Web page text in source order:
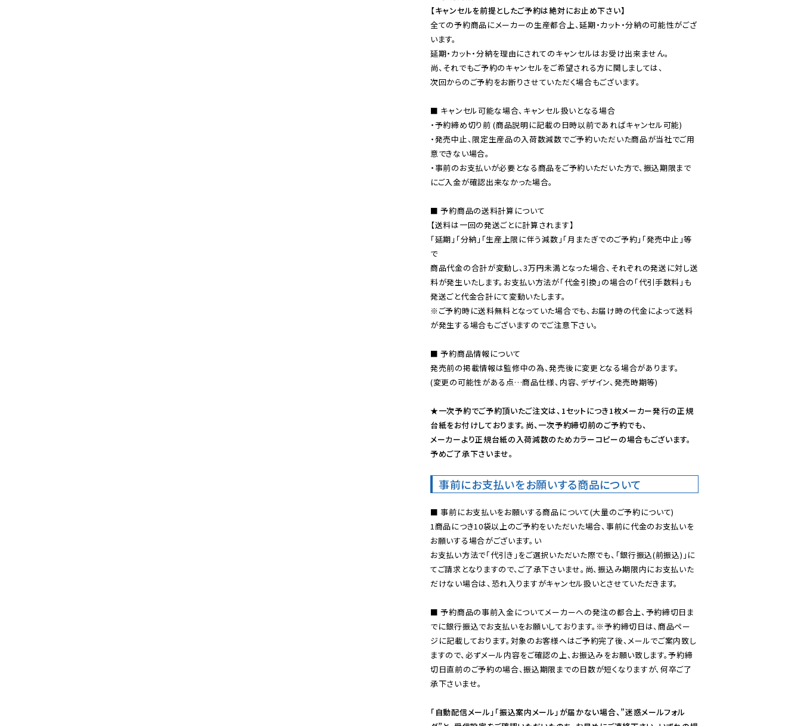
【キャンセルを前提としたご予約は絶対にお止め下さい】
全ての予約商品にメーカーの生産都合上、延期・カット・分納の可能性がござ
います。
延期・カット・分納を理由にされてのキャンセルはお受け出来ません。
尚、それでもご予約のキャンセルをご希望される方に関しましては、
次回からのご予約をお断りさせていただく場合もございます。
■ キャンセル可能な場合、キャンセル扱いとなる場合
・予約締め切り前 (商品説明に記載の日時以前であればキャンセル可能)
・発売中止、限定生産品の入荷数減数でご予約いただいた商品が当社でご用
意できない場合。
・事前のお支払いが必要となる商品をご予約いただいた方で、振込期限まで
にご入金が確認出来なかった場合。
■ 予約商品の送料計算について
【送料は一回の発送ごとに計算されます】
「延期」「分納」「生産上限に伴う減数」「月またぎでのご予約」「発売中止」等
で
商品代金の合計が変動し、3万円未満となった場合、それぞれの発送に対し送
料が発生いたします。お支払い方法が「代金引換」の場合の「代引手数料」も
※ご予約時に送料無料となっていた場合でも、お届け時の代金によって送料
が発生する場合もございますのでご注意下さい。
■ 予約商品情報について
発売前の掲載情報は監修中の為、発売後に変更となる場合があります。
(変更の可能性がある点…商品仕様、内容、デザイン、発売時期等)
★一次予約でご予約頂いたご注文は、1セットにつき1枚メーカー発行の正規
台紙をお付けしております。尚、一次予約締切前のご予約でも、
メーカーより正規台紙の入荷減数のためカラーコピーの場合もございます。
予めご了承下さいませ。
事前にお支払いをお願いする商品について
■ 事前にお支払いをお願いする商品について(大量のご予約について)
1商品につき10袋以上のご予約をいただいた場合、事前に代金のお支払いを
お願いする場合がございます。い
お支払い方法で「代引き」をご選択いただいた際でも、「銀行振込(前振込)」に
てご請求となりますので、ご了承下さいませ。尚、振込み期限内にお支払いた
だけない場合は、恐れ入りますがキャンセル扱いとさせていただきます。
■ 予約商品の事前入金についてメーカーへの発注の都合上、予約締切日ま
でに銀行振込でお支払いをお願いしております。※予約締切日は、商品ペー
ジに記載しております。対象のお客様へはご予約完了後、メールでご案内致し
ますので、必ずメール内容をご確認の上、お振込みをお願い致します。予約締
切日直前のご予約の場合、振込期限までの日数が短くなりますが、何卒ご了
承下さいませ。
「自動配信メール」「振込案内メール」が届かない場合、”迷惑メールフォル